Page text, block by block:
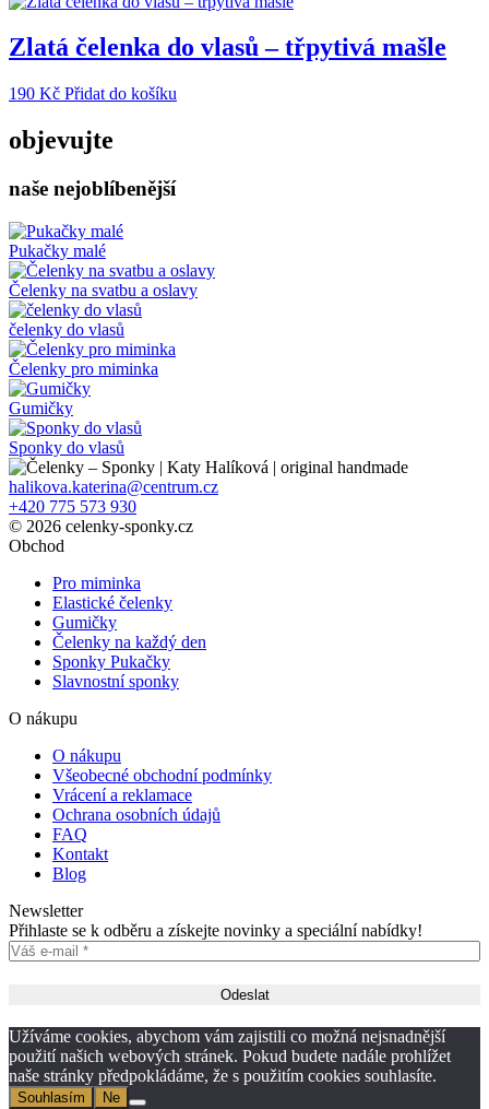
Zlatá čelenka do vlasů – třpytivá mašle
190 Kč Přidat do košíku
objevujte
naše nejoblíbenější
Pukačky malé
Čelenky na svatbu a oslavy
čelenky do vlasů
Čelenky pro miminka
Gumičky
Sponky do vlasů
halikova.katerina@centrum.cz
+420 775 573 930
© 2026 celenky-sponky.cz
Obchod
Pro miminka
Elastické čelenky
Gumičky
Čelenky na každý den
Sponky Pukačky
Slavnostní sponky
O nákupu
O nákupu
Všeobecné obchodní podmínky
Vrácení a reklamace
Ochrana osobních údajů
FAQ
Kontakt
Blog
Newsletter
Přihlaste se k odběru a získejte novinky a speciální nabídky!
Užíváme cookies, abychom vám zajistili co možná nejsnadnější
použití našich webových stránek. Pokud budete nadále prohlížet
naše stránky předpokládáme, že s použitím cookies souhlasíte.
Souhlasím Ne